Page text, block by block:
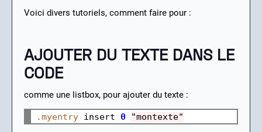
Voici divers tutoriels, comment faire pour :
AJOUTER DU TEXTE DANS LE
CODE
comme une listbox, pour ajouter du texte :
.myentry insert 0 "montexte"